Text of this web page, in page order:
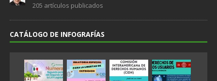
205 artículos publicados
CATÁLOGO DE INFOGRAFÍAS